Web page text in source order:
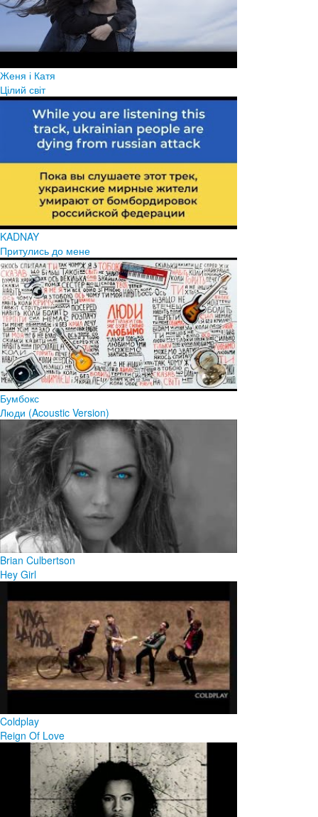
Женя і Катя
Цілий світ
KADNAY
Притулись до мене
Бумбокс
Люди (Acoustic Version)
Brian Culbertson
Hey Girl
Coldplay
Reign Of Love